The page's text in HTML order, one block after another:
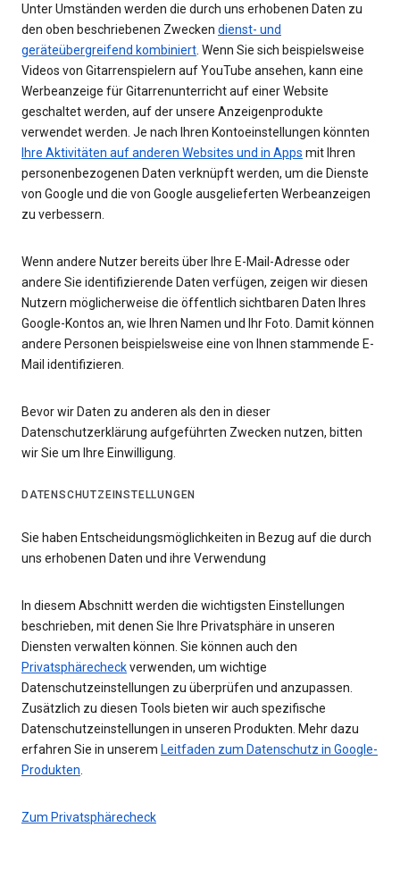
Unter Umständen werden die durch uns erhobenen Daten zu
den oben beschriebenen Zwecken dienst- und
geräteübergreifend kombiniert . Wenn Sie sich beispielsweise
Videos von Gitarrenspielern auf YouTube ansehen, kann eine
Werbeanzeige für Gitarrenunterricht auf einer Website
geschaltet werden, auf der unsere Anzeigenprodukte
verwendet werden. Je nach Ihren Kontoeinstellungen könnten
Ihre Aktivitäten auf anderen Websites und in Apps mit Ihren
personenbezogenen Daten verknüpft werden, um die Dienste
von Google und die von Google ausgelieferten Werbeanzeigen
zu verbessern.
Wenn andere Nutzer bereits über Ihre E-Mail-Adresse oder
andere Sie identifizierende Daten verfügen, zeigen wir diesen
Nutzern möglicherweise die öffentlich sichtbaren Daten Ihres
Google-Kontos an, wie Ihren Namen und Ihr Foto. Damit können
andere Personen beispielsweise eine von Ihnen stammende E-
Mail identifizieren.
Bevor wir Daten zu anderen als den in dieser
Datenschutzerklärung aufgeführten Zwecken nutzen, bitten
wir Sie um Ihre Einwilligung.
DATENSCHUTZEINSTELLUNGEN
Sie haben Entscheidungsmöglichkeiten in Bezug auf die durch
uns erhobenen Daten und ihre Verwendung
In diesem Abschnitt werden die wichtigsten Einstellungen
beschrieben, mit denen Sie Ihre Privatsphäre in unseren
Diensten verwalten können. Sie können auch den
Privatsphärecheckverwenden, um wichtige
Datenschutzeinstellungen zu überprüfen und anzupassen.
Zusätzlich zu diesen Tools bieten wir auch spezifische
Datenschutzeinstellungen in unseren Produkten. Mehr dazu
erfahren Sie in unserem Leitfaden zum Datenschutz in Google-
Produkten
Zum Privatsphärecheck